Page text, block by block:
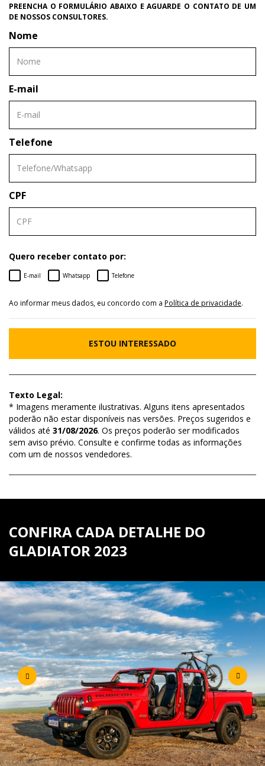
PREENCHA O FORMULÁRIO ABAIXO E AGUARDE O CONTATO DE UM
DE NOSSOS CONSULTORES.
Nome
E-mail
Telefone
CPF
Quero receber contato por:
E-mail Whatsapp Telefone
Ao informar meus dados, eu concordo com a Política de privacidade.
ESTOU INTERESSADO
Texto Legal:
* Imagens meramente ilustrativas. Alguns itens apresentados
poderão não estar disponíveis nas versões. Preços sugeridos e
válidos até 31/08/2026. Os preços poderão ser modificados
sem aviso prévio. Consulte e confirme todas as informações
com um de nossos vendedores.
CONFIRA CADA DETALHE DO
GLADIATOR 2023